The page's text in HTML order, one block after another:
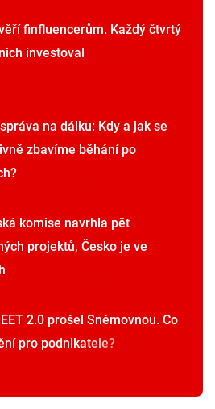
finfluencerům. Každý čtvrtý
investoval
na dálku: Kdy a jak se
zbavíme běhání po
komise navrhla pět
projektů, Česko je ve
2.0 prošel Sněmovnou. Co
pro podnikatele?